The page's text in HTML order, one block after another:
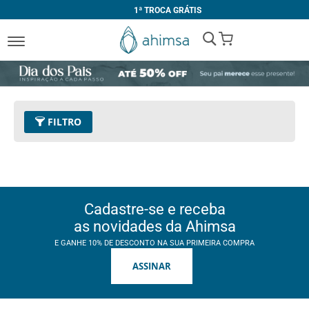
1ª TROCA GRÁTIS
My Cart
FILTRO
Cadastre-se e receba
as novidades da Ahimsa
E GANHE 10% DE DESCONTO NA SUA PRIMEIRA COMPRA
ASSINAR